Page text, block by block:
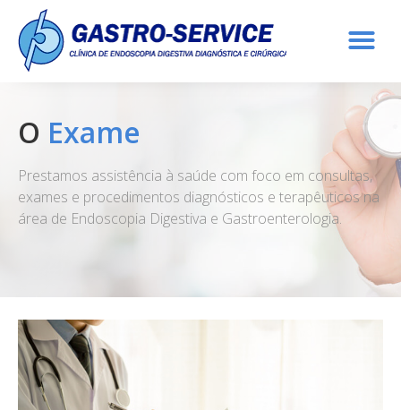
O Exame
Prestamos assistência à saúde com foco em consultas,
exames e procedimentos diagnósticos e terapêuticos na
área de Endoscopia Digestiva e Gastroenterologia.